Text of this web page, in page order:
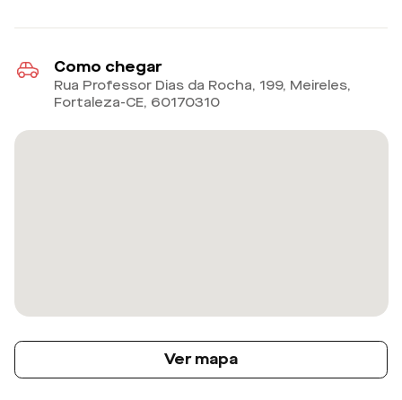
Como chegar
Rua Professor Dias da Rocha, 199, Meireles,
Fortaleza-CE, 60170310
Ver mapa